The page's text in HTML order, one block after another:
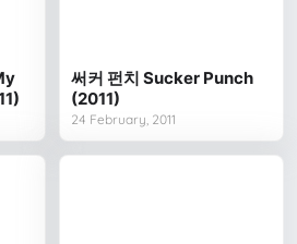
써커 펀치 Sucker Punch
(2011)
24 February, 2011